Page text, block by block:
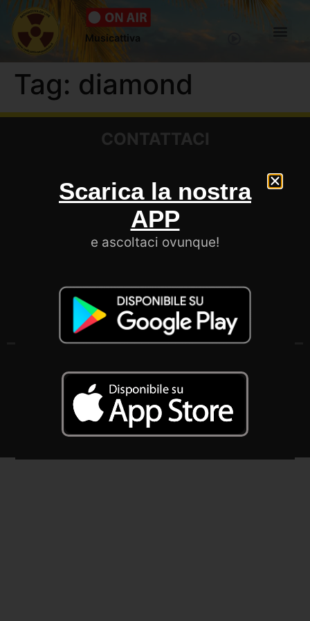
Musicattiva
Tag: diamond
CONTATTACI
SEGUICI
Associazione Komitato Radioattiva Nonantola APS
S.O.: Via Roma 10/A, 41015 Nonantola (MO)
S.L.: Via dei Borghi 32, 41015 Nonantola (MO)
CF: 94139070364
Scarica la nostra
APP
e ascoltaci ovunque!